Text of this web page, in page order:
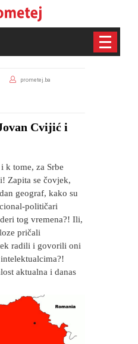
prometej.ba
Cvijić i
k tome, za Srbe
Zapita se čovjek,
geograf, kako su
političari
tog vremena?! Ili,
pričali
radili i govorili oni
aktualna i danas